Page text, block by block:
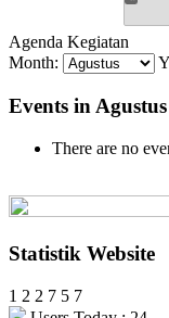
Agenda Kegiatan
Month:
Events in
There are no
Statistik Website
1 2 2 7 5 7